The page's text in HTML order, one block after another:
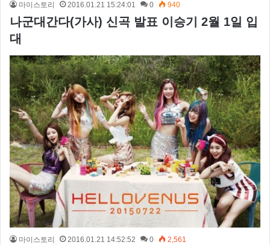
마이스토리 2016.01.21 15:24:01 0 940
나군대간다(가사) 신곡 발표 이승기 2월 1일 입
대
마이스토리 2016.01.21 14:52:52 0 2,561